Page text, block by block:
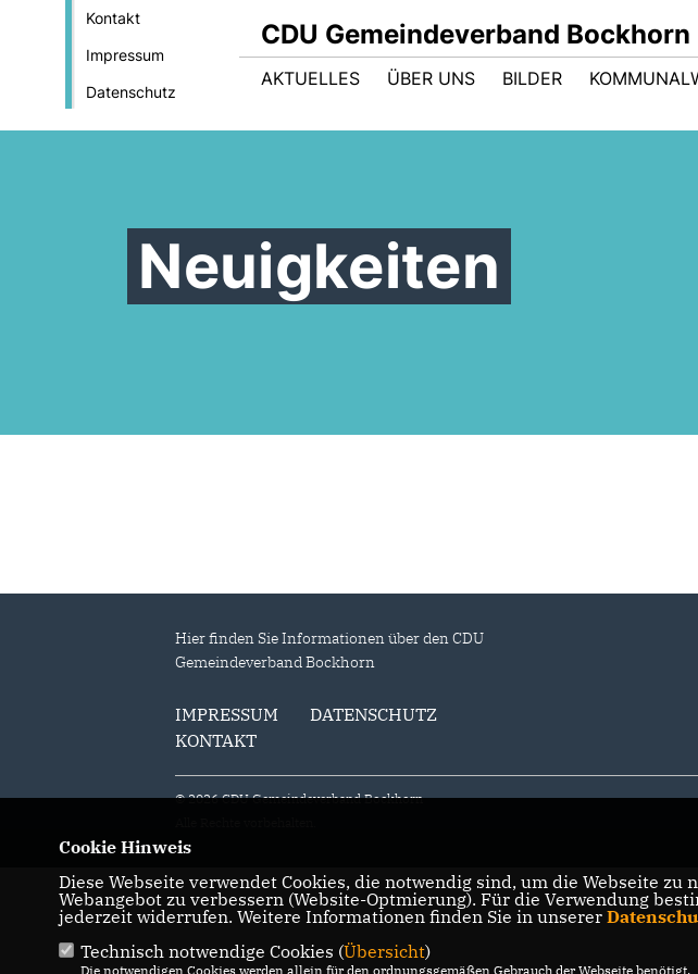
Kontakt
Impressum
Datenschutz
CDU Gemeindeverband Bockhorn
AKTUELLES ÜBER UNS BILDER
Neuigkeiten
Eine gute Mischung für die
Mitmachen bei der CDU
Hier finden Sie Informationen über den CDU
Gemeindeverband Bockhorn
IMPRESSUM
DATENSCHUTZ
KONTAKT
© 2026 CDU Gemeindeverband Bockhorn
Cookie Hinweis
Diese Webseite verwendet Cookies, die notwendig sind, um die Webseite
Webangebot zu verbessern (Website-Optmierung). Für die Verwendung
jederzeit widerrufen. Weitere Informationen finden Sie in unserer
Technisch notwendige Cookies (Übersicht)
Die notwendigen Cookies werden allein für den ordnungsgemäßen Gebrauch der Webseite benötigt.